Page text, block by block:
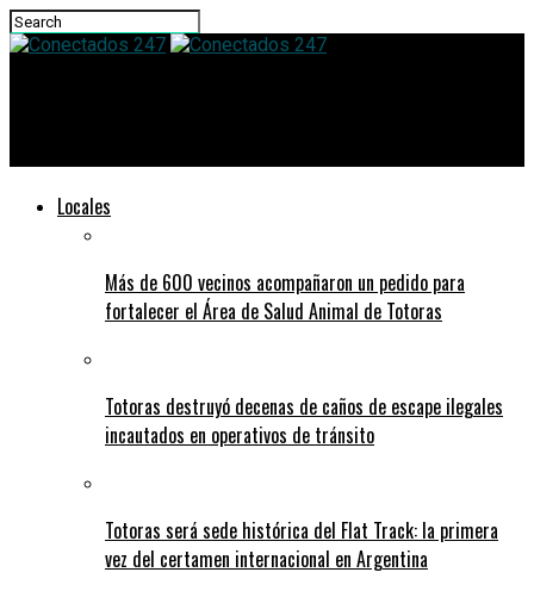
Locales
Más de 600 vecinos acompañaron un pedido para
fortalecer el Área de Salud Animal de Totoras
Totoras destruyó decenas de caños de escape ilegales
incautados en operativos de tránsito
Totoras será sede histórica del Flat Track: la primera
vez del certamen internacional en Argentina